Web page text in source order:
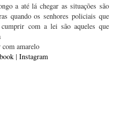
a até lá chegar as situações são
quando os senhores policiais que
com a lei são aqueles que
amarelo
| Instagram